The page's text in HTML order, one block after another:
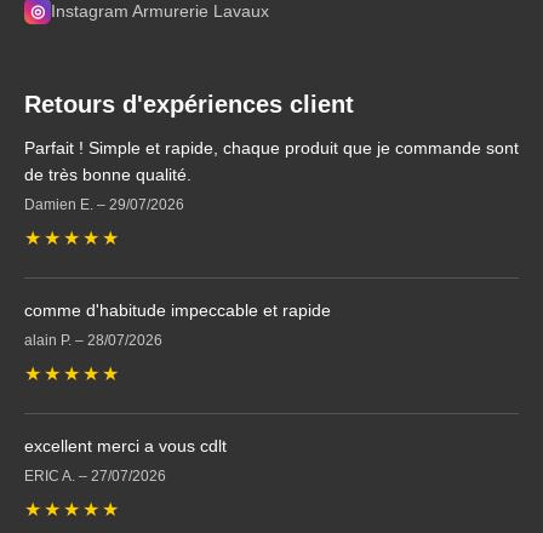
◎ Instagram Armurerie Lavaux
Retours d'expériences client
Parfait ! Simple et rapide, chaque produit que je commande sont
de très bonne qualité.
Damien E. – 29/07/2026
★ ★ ★ ★ ★
comme d'habitude impeccable et rapide
alain P. – 28/07/2026
★ ★ ★ ★ ★
excellent merci a vous cdlt
ERIC A. – 27/07/2026
★ ★ ★ ★ ★